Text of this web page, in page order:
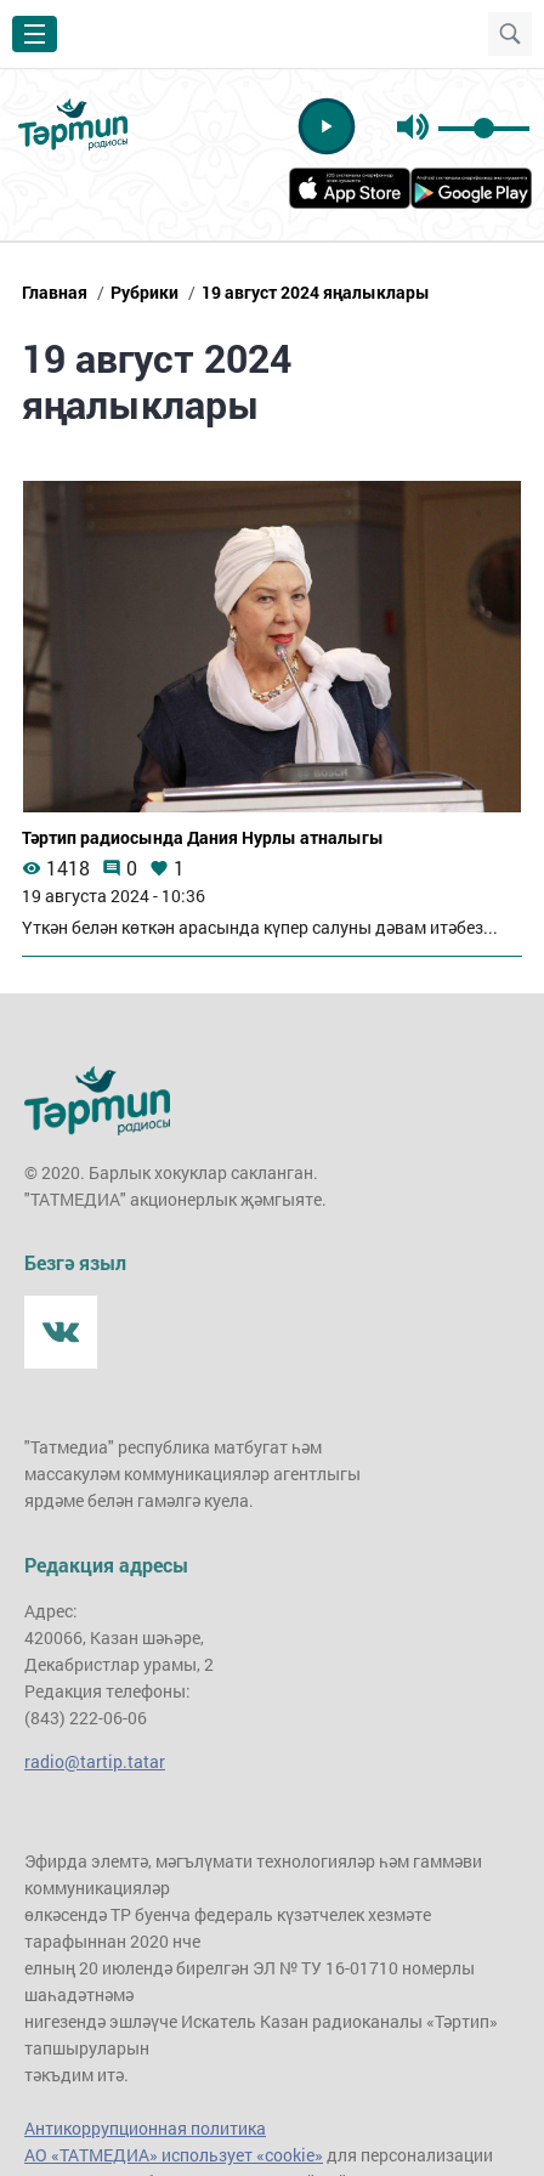
Главная / Рубрики / 19 август 2024 яңалыклары
19 август 2024
яңалыклары
Тәртип радиосында Дания Нурлы атналыгы
1418 0 1
19 августа 2024 - 10:36
Үткән белән көткән арасында күпер салуны дәвам итәбез...
© 2020. Барлык хокуклар сакланган.
"ТАТМЕДИА" акционерлык җәмгыяте.
"Татмедиа" республика матбугат һәм
массакуләм коммуникацияләр агентлыгы
ярдәме белән гамәлгә куела.
Редакция адресы
Адрес:
420066, Казан шәһәре,
Декабристлар урамы, 2
Редакция телефоны:
(843) 222-06-06
radio@tartip.tatar
Безгә языл
Эфирда элемтә, мәгълүмати технологияләр һәм гаммәви
коммуникацияләр
өлкәсендә ТР буенча федераль күзәтчелек хезмәте
тарафыннан 2020 нче
елның 20 июлендә бирелгән ЭЛ № ТУ 16-01710 номерлы
шаһадәтнәмә
нигезендә эшләүче Искатель Казан радиоканалы «Тәртип»
тапшыруларын
тәкъдим итә.
Антикоррупционная политика
АО «ТАТМЕДИА» использует «cookie» для персонализации